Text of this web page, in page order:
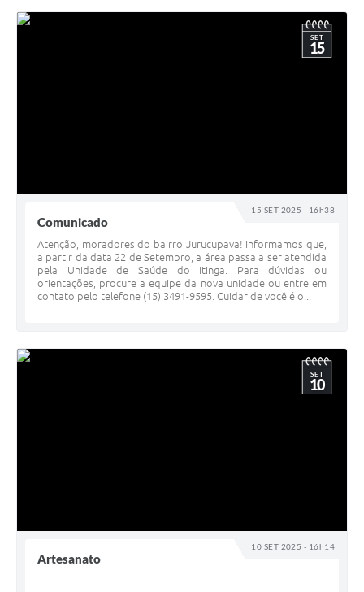
15 SET 2025 - 16h38
SET
15
Comunicado
Atenção, moradores do bairro Jurucupava! Informamos que,
a partir da data 22 de Setembro, a área passa a ser atendida
pela Unidade de Saúde do Itinga. Para dúvidas ou
orientações, procure a equipe da nova unidade ou entre em
contato pelo telefone (15) 3491-9595. Cuidar de você é o...
10 SET 2025 - 16h14
SET
10
Artesanato